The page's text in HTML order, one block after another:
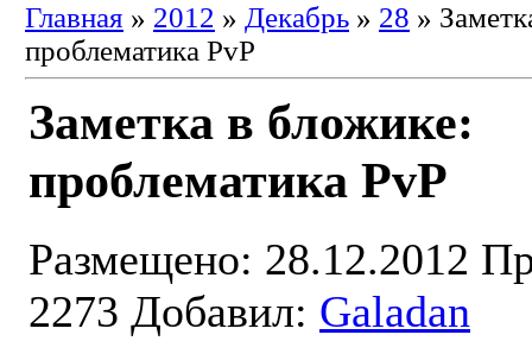
Главная » 2012 » Декабрь » 28 »
проблематика PvP
Заметка в бложике:
проблематика PvP
Размещено: 28.12.2012
2273 Добавил: Galadan